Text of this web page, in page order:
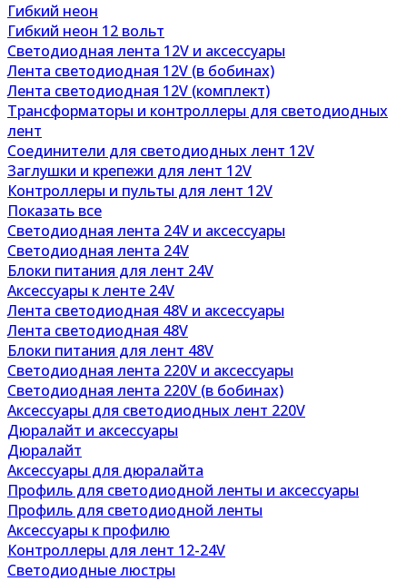
Гибкий неон
Гибкий неон 12 вольт
Светодиодная лента 12V и аксессуары
Лента светодиодная 12V (в бобинах)
Лента светодиодная 12V (комплект)
Трансформаторы и контроллеры для светодиодных
лент
Соединители для светодиодных лент 12V
Заглушки и крепежи для лент 12V
Контроллеры и пульты для лент 12V
Показать все
Светодиодная лента 24V и аксессуары
Светодиодная лента 24V
Блоки питания для лент 24V
Аксессуары к ленте 24V
Лента светодиодная 48V и аксессуары
Лента светодиодная 48V
Блоки питания для лент 48V
Светодиодная лента 220V и аксессуары
Светодиодная лента 220V (в бобинах)
Аксессуары для светодиодных лент 220V
Дюралайт и аксессуары
Дюралайт
Аксессуары для дюралайта
Профиль для светодиодной ленты и аксессуары
Профиль для светодиодной ленты
Аксессуары к профилю
Контроллеры для лент 12-24V
Светодиодные люстры